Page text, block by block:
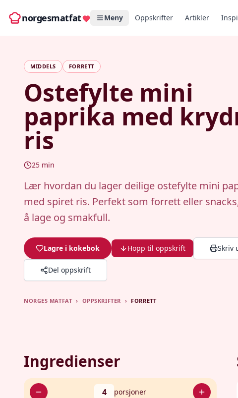
norgesmatfat Meny Oppskrifter Artikler
MIDDELS FORRETT
Ostefylte mini
paprika med
ris
25 min
Lær hvordan du lager deilige ostefylte mini
med spiret ris. Perfekt som forrett eller
å lage og smakfull.
Lagre i kokebok Hopp til oppskrift Skriv
Del oppskrift
NORGES MATFAT › OPPSKRIFTER › FORRETT
Ingredienser
4 porsjoner